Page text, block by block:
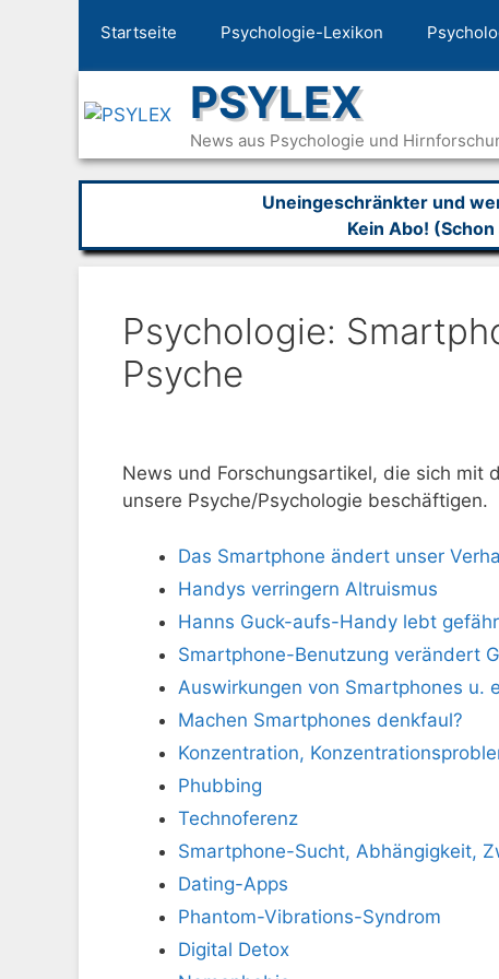
Startseite Psychologie-Lexikon
PSYLEX
News aus Psychologie und
Uneingeschränkter und
Kein Abo!
Psychologie:
Psyche
News und Forschungsartikel, die sich mit
unsere Psyche/Psychologie beschäftigen.
Das Smartphone ändert unser
Handys verringern Altruismus
Hanns Guck-aufs-Handy lebt
Smartphone-Benutzung verändert
Auswirkungen von Smartphones u.
Machen Smartphones denkfaul?
Konzentration,
Phubbing
Technoferenz
Smartphone-Sucht, Abhängigkeit,
Dating-Apps
Phantom-Vibrations-Syndrom
Digital Detox